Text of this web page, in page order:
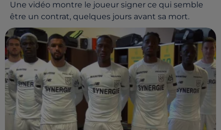
Une vidéo montre le joueur signer ce qui semble
être un contrat, quelques jours avant sa mort.